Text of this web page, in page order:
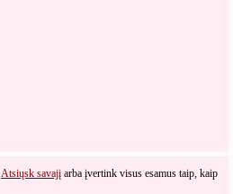
Atsiųsk savajį arba įvertink visus esamus taip, kaip